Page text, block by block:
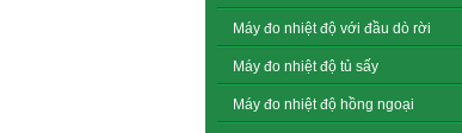
Máy đo nhiệt độ với đầu dò rời
Máy đo nhiệt độ tủ sấy
Máy đo nhiệt độ hồng ngoại